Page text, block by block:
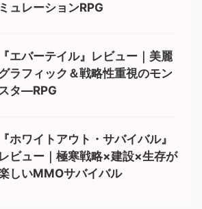
ミュレーションRPG
『エバーテイル』レビュー｜美麗
ラフィック＆戦略性重視のモン
タ―RPG
『ホワイトアウト・サバイバル』
レビュー｜極寒戦略×建設×生存が
しいMMOサバイバル